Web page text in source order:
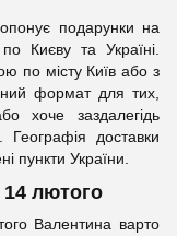
подарунки на
Києву та Україні.
по місту Київ або з
формат для тих,
хоче заздалегідь
доставки
пункти України.
лютого
Валентина варто